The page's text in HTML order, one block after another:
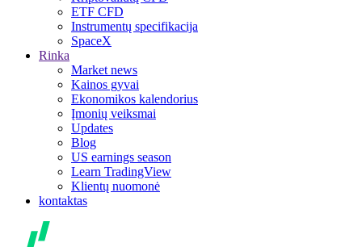
ETF CFD
Instrumentų specifikacija
SpaceX
Rinka
Market news
Kainos gyvai
Ekonomikos kalendorius
Įmonių veiksmai
Updates
Blog
US earnings season
Learn TradingView
Klientų nuomonė
kontaktas